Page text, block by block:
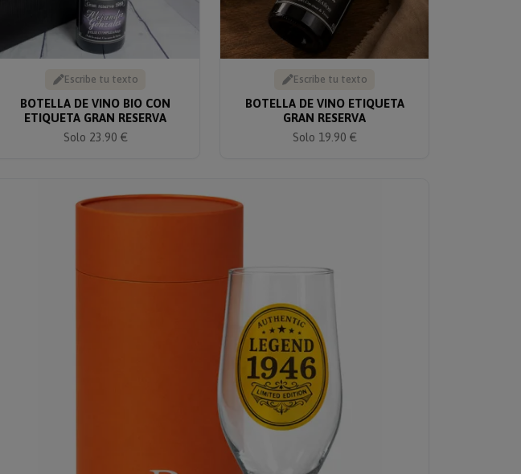
Escribe tu texto
BOTELLA DE VINO BIO CON
ETIQUETA GRAN RESERVA
Solo 23.90 €
Escribe tu texto
BOTELLA DE VINO ETIQUETA
GRAN RESERVA
Solo 19.90 €